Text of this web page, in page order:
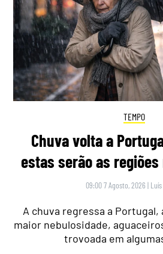
TEMPO
Chuva volta a
estas serão as
09:00 7 Agosto, 2026 |
A chuva regressa a Portugal,
maior nebulosidade,
trovoada em